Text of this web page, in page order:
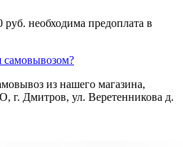
необходима предоплата в
самовывозом?
из нашего магазина,
г. Дмитров, ул. Веретенникова д.